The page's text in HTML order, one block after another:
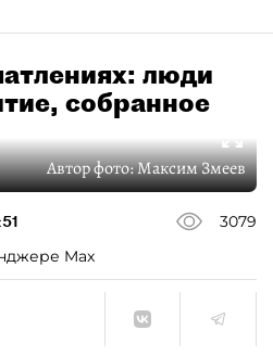
люди
собранное
Автор фото:Максим Змеев
3079
Max